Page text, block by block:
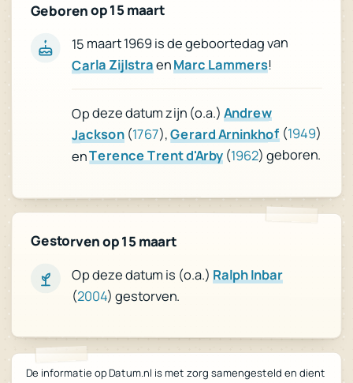
Geboren op 15 maart
15 maart 1969 is de geboortedag van
Carla ZijlstraenMarc Lammers!
Op deze datum zijn (o.a.)Andrew
Jackson (1767),Gerard Arninkhof (1949)
enTerence Trent d'Arby (1962) geboren.
Gestorven op 15 maart
Op deze datum is (o.a.) Ralph Inbar
(2004) gestorven.
De informatie op Datum.nl is met zorg samengesteld en dient